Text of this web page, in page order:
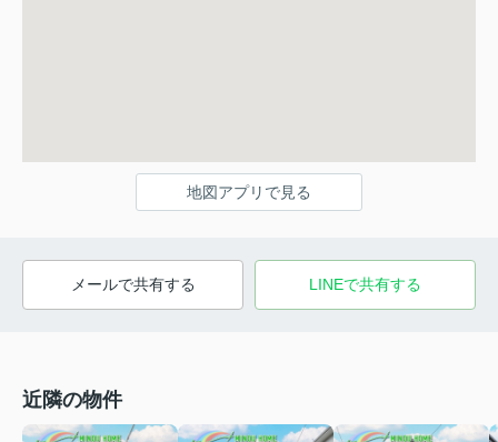
地図アプリで見る
メールで共有する LINEで共有する
近隣の物件